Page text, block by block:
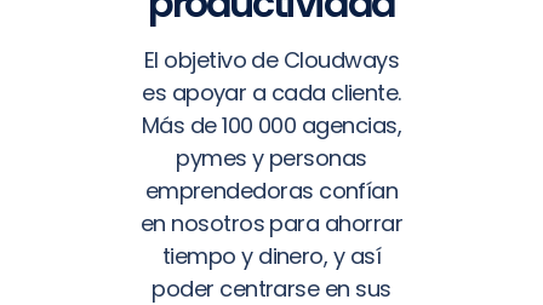
El objetivo de Cloudways
es apoyar a cada cliente.
Más de 100 000 agencias,
pymes y personas
emprendedoras confían
en nosotros para ahorrar
tiempo y dinero, y así
poder centrarse en sus